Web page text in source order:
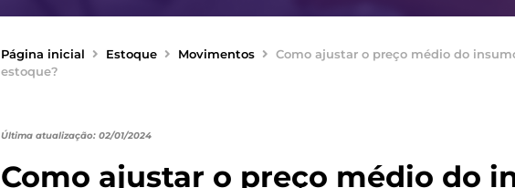
Página inicial Estoque Movimentos
Como ajustar o preço médio do
estoque?
Última atualização: 02/01/2024
Como ajustar o preço médio do